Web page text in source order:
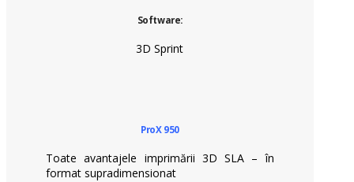
Software:
3D Sprint
ProX 950
Toate avantajele imprimării 3D SLA – în
format supradimensionat